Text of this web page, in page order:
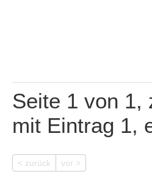
Seite 1 von 1,
mit Eintrag 1,
< zurück vor >